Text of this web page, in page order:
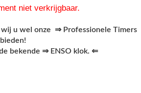
niet verkrijgbaar.
u wel onze ⇒ Professionele Timers
bekende ⇒ ENSO klok. ⇐